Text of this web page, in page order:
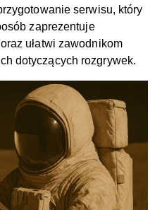
serwisu, który
zaprezentuje
ułatwi zawodnikom
dotyczących rozgrywek.